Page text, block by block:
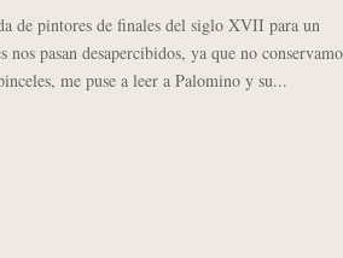
de pintores de finales del siglo XVII para un
nos pasan desapercibidos, ya que no
me puse a leer a Palomino y su...